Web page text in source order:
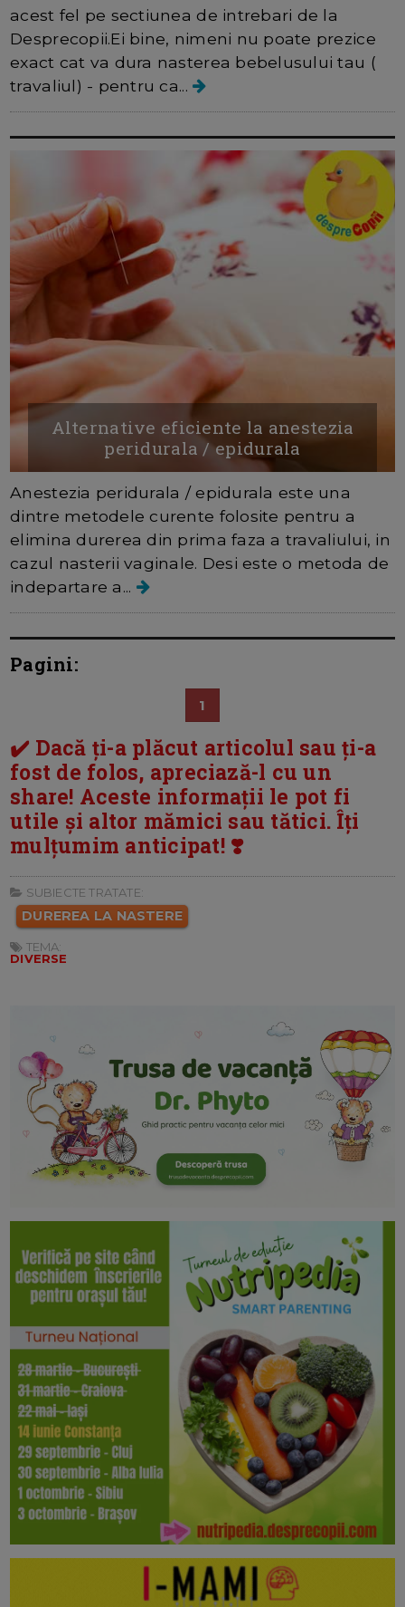
acest fel pe sectiunea de intrebari de la
Desprecopii.Ei bine, nimeni nu poate prezice
exact cat va dura nasterea bebelusului tau (
travaliul) - pentru ca...
Alternative eficiente la anestezia
peridurala / epidurala
Anestezia peridurala / epidurala este una
dintre metodele curente folosite pentru a
elimina durerea din prima faza a travaliului, in
cazul nasterii vaginale. Desi este o metoda de
indepartare a...
Pagini:
1
✔️ Dacă ți-a plăcut articolul sau ți-a
fost de folos, apreciază-l cu un
share! Aceste informații le pot fi
utile și altor mămici sau tătici. Îți
mulțumim anticipat! ❣️
SUBIECTE TRATATE:
DUREREA LA NASTERE
TEMA:
DIVERSE